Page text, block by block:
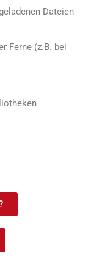
Dateien
Ferne (z.B. bei